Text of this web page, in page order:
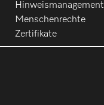
Hinweismanagement
Menschenrechte
Zertifikate